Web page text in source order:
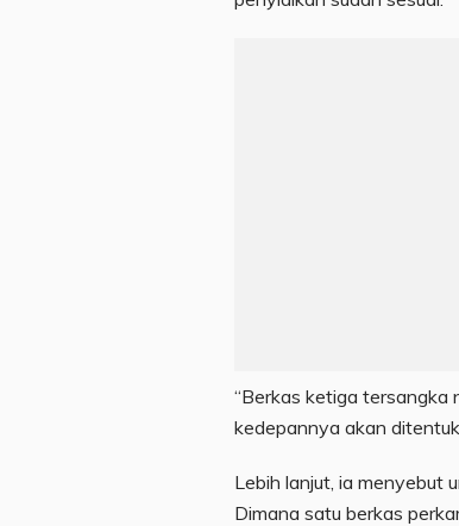
“Berkas ketiga tersangka
kedepannya akan
Lebih lanjut, ia menyebut
Dimana satu berkas